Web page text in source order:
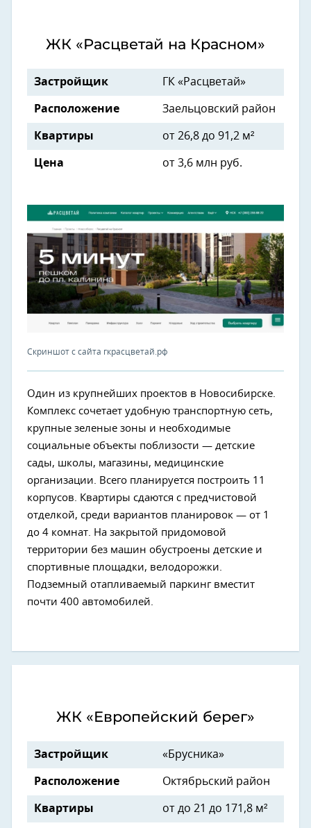
ЖК «Расцветай на Красном»
Застройщик ГК «Расцветай»
Расположение Заельцовский район
Квартиры от 26,8 до 91,2 м²
Цена от 3,6 млн руб.
Скриншот с сайта гкрасцветай.рф
Один из крупнейших проектов в Новосибирске.
Комплекс сочетает удобную транспортную сеть,
крупные зеленые зоны и необходимые
социальные объекты поблизости — детские
сады, школы, магазины, медицинские
организации. Всего планируется построить 11
корпусов. Квартиры сдаются с предчистовой
отделкой, среди вариантов планировок — от 1
до 4 комнат. На закрытой придомовой
территории без машин обустроены детские и
спортивные площадки, велодорожки.
Подземный отапливаемый паркинг вместит
почти 400 автомобилей.
ЖК «Европейский берег»
Застройщик «Брусника»
Расположение Октябрьский район
Квартиры от до 21 до 171,8 м²